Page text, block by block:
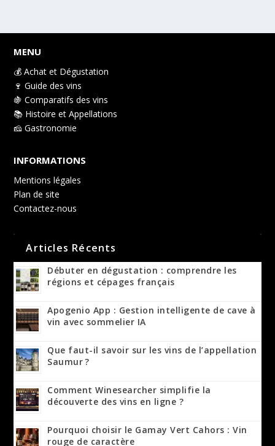
MENU
💰 Achat et Dégustation
🍷 Guide des vins
🍇 Comparatifs des vins
📚 Histoire et Appellations
🧀 Gastronomie
INFORMATIONS
Mentions légales
Plan de site
Contactez-nous
Articles Récents
Débuter en dégustation : comprendre les
régions et cépages français
Apogenio App : Gestion intelligente de cave à
vin avec sommelier IA
Que faut-il savoir sur les vins de l’appellation
Saumur ?
Comment Winesearcher simplifie la
découverte des vins en ligne ?
Pourquoi choisir le Gamay Vert Cahors : Vin
rouge de caractère